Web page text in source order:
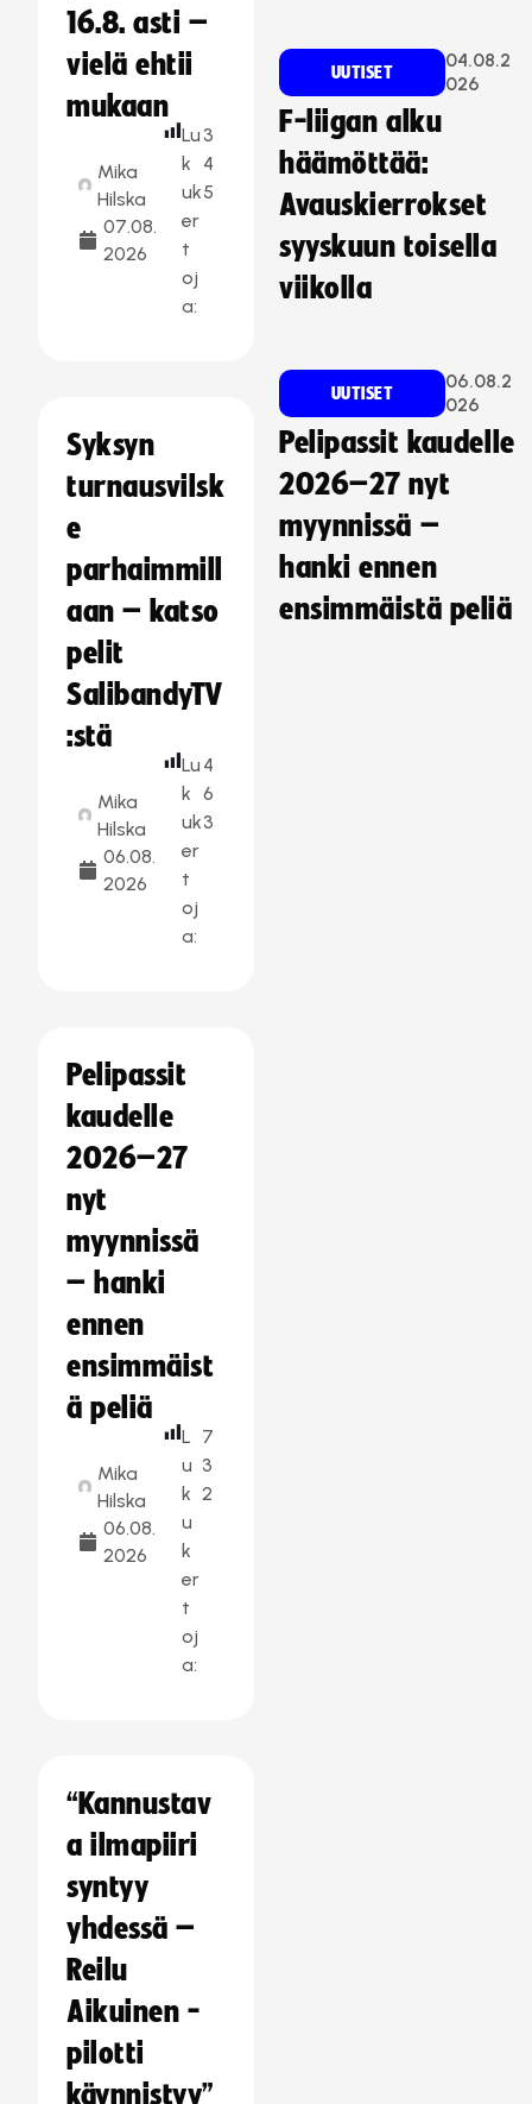
16.8. asti –
vielä ehtii
mukaan
Mika
Hilska
07.08.
2026
Lu
k
uk
er
t
oj
a:
3
4
5
Syksyn
turnausvilsk
e
parhaimmill
aan – katso
pelit
SalibandyTV
:stä
Mika
Hilska
06.08.
2026
Lu
k
uk
er
t
oj
a:
4
6
3
Pelipassit
kaudelle
2026–27
nyt
myynnissä
– hanki
ennen
ensimmäist
ä peliä
Mika
Hilska
06.08.
2026
L
u
k
u
k
er
t
oj
a:
7
3
2
“Kannustav
a ilmapiiri
syntyy
yhdessä –
Reilu
Aikuinen -
pilotti
käynnistyy”
UUTISET
04.08.2
026
F-liigan alku
häämöttää:
Avauskierrokset
syyskuun toisella
viikolla
UUTISET
06.08.2
026
Pelipassit kaudelle
2026–27 nyt
myynnissä –
hanki ennen
ensimmäistä peliä